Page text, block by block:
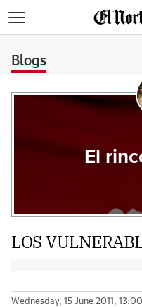
Blogs
El
LOS
Wednesday, 15 June 2011, 13:00